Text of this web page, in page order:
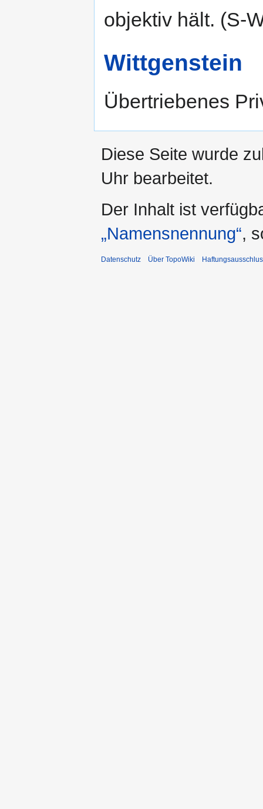
objektiv hält. (S-
Wittgenstein
Übertriebenes
Diese Seite wurde
Uhr bearbeitet.
Der Inhalt ist
„Namensnennung“,
Datenschutz Über TopoWiki